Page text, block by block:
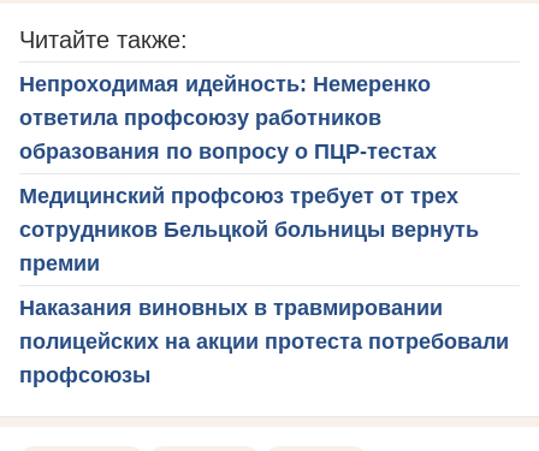
Читайте также:
Непроходимая идейность: Немеренко
ответила профсоюзу работников
образования по вопросу о ПЦР-тестах
Медицинский профсоюз требует от трех
сотрудников Бельцкой больницы вернуть
премии
Наказания виновных в травмировании
полицейских на акции протеста потребовали
профсоюзы